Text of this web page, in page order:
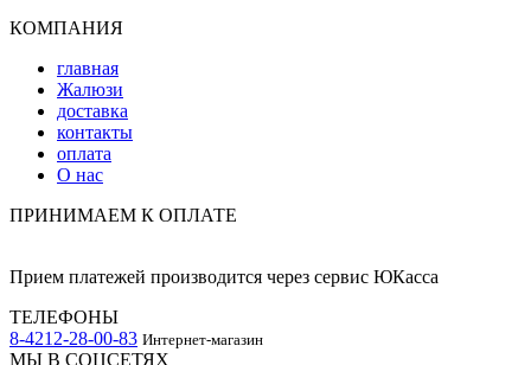
КОМПАНИЯ
главная
Жалюзи
доставка
контакты
оплата
О нас
ПРИНИМАЕМ К ОПЛАТЕ
Прием платежей производится через сервис ЮКасса
ТЕЛЕФОНЫ
8-4212-28-00-83 Интернет-магазин
МЫ В СОЦСЕТЯХ